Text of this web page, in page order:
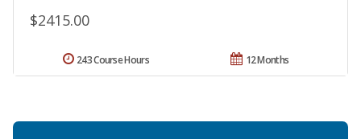
$2415.00
12 Months
243 Course Hours